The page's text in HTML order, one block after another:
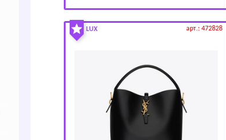
LUX арт.: 472828